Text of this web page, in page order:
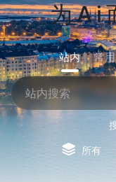
为Ai
站内 常用
所有